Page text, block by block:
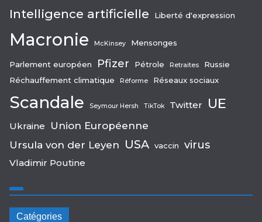
Intelligence artificielle Liberté d'expression
Macronie McKinsey Mensonges
Parlement européen Pfizer Pétrole Retraites
Russie
Réchauffement climatique
Réforme Réseaux sociaux
Scandale Seymour Hersh TikTok Twitter UE
Ukraine
Union Européenne
Ursula von der Leyen USA vaccin virus
Vladimir Poutine
Catégories